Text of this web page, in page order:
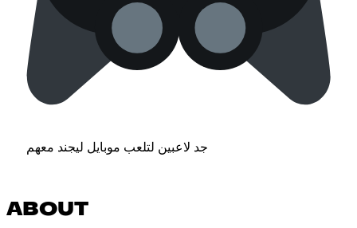
جد لاعبين لتلعب موبايل ليجند معهم
ABOUT